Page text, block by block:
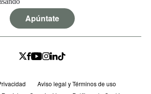
Apúntate
Aviso legal y Términos de uso